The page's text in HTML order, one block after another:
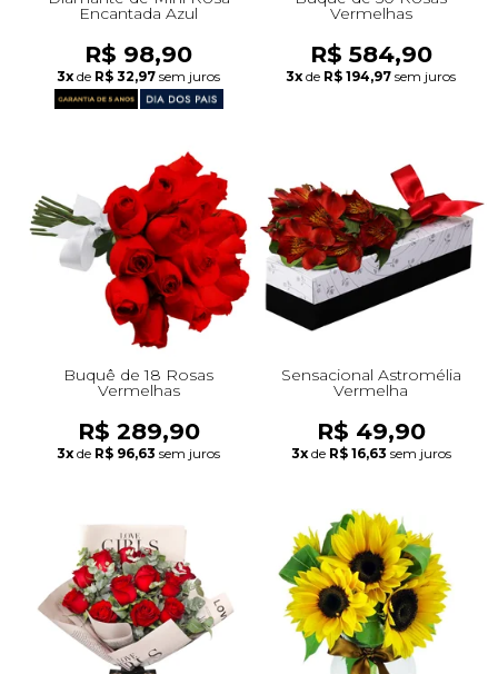
Encantada Azul
R$ 98,90
3x de R$ 32,97 sem juros
Vermelhas
R$ 584,90
3x de R$ 194,97 sem juros
Buquê de 18 Rosas
Vermelhas
R$ 289,90
3x de R$ 96,63 sem juros
Sensacional Astromélia
Vermelha
R$ 49,90
3x de R$ 16,63 sem juros